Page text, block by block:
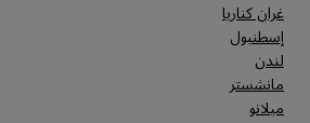
غران كناريا
إسطنبول
لندن
مانشستر
ميلانو